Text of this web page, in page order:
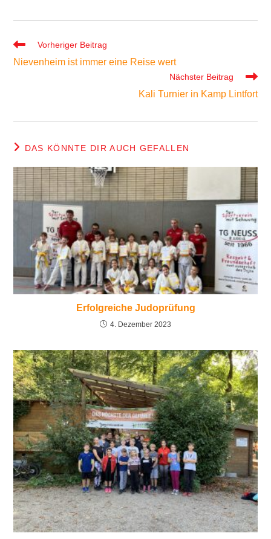
Weitere
ansehen
Vorheriger Beitrag
Nievenheim ist immer eine Reise wert
Nächster Beitrag
Kali Turnier in Kamp Lintfort
DAS KÖNNTE DIR AUCH GEFALLEN
Erfolgreiche Judoprüfung
4. Dezember 2023